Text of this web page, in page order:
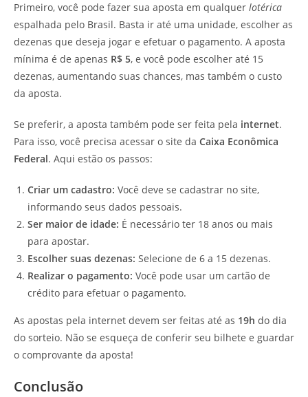
Primeiro, você pode fazer sua aposta em qualquer lotérica
espalhada pelo Brasil. Basta ir até uma unidade, escolher as
dezenas que deseja jogar e efetuar o pagamento. A aposta
mínima é de apenas R$ 5, e você pode escolher até 15
dezenas, aumentando suas chances, mas também o custo
da aposta.
Se preferir, a aposta também pode ser feita pela internet.
Para isso, você precisa acessar o site da Caixa Econômica
Federal. Aqui estão os passos:
Criar um cadastro: Você deve se cadastrar no site,
informando seus dados pessoais.
Ser maior de idade: É necessário ter 18 anos ou mais
para apostar.
Escolher suas dezenas: Selecione de 6 a 15 dezenas.
Realizar o pagamento: Você pode usar um cartão de
crédito para efetuar o pagamento.
As apostas pela internet devem ser feitas até as 19h do dia
do sorteio. Não se esqueça de conferir seu bilhete e guardar
o comprovante da aposta!
Conclusão